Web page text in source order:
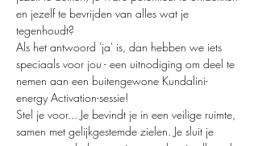
en jezelf te bevrijden van alles wat je
tegenhoudt?
Als het antwoord 'ja' is, dan hebben we iets
speciaals voor jou - een uitnodiging om deel te
nemen aan een buitengewone Kundalini-
energy Activation-sessie!
Stel je voor... Je bevindt je in een veilige ruimte,
samen met gelijkgestemde zielen. Je sluit je